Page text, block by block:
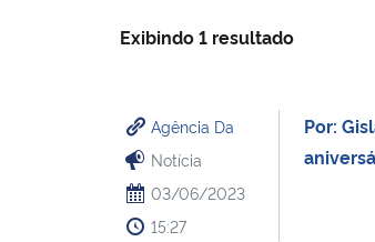
Exibindo 1 resultado
Agência Da
Notícia
03/06/2023
15:27
Por: